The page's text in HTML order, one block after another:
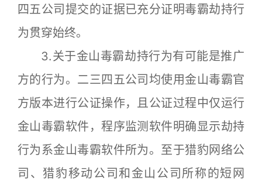
四五公司提交的证据已充分证明毒霸劫持行
为贯穿始终。
3.关于金山毒霸劫持行为有可能是推广
方的行为。二三四五公司均使用金山毒霸官
方版本进行公证操作，且公证过程中仅运行
金山毒霸软件，程序监测软件明确显示劫持
行为系金山毒霸软件所为。至于猎豹网络公
司、猎豹移动公司和金山公司所称的短网